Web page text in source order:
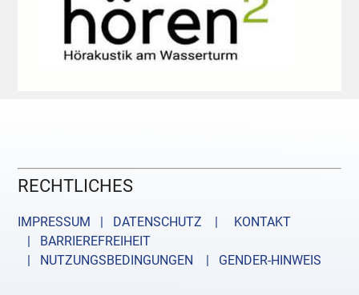
RECHTLICHES
IMPRESSUM | DATENSCHUTZ |
KONTAKT
| BARRIEREFREIHEIT
| NUTZUNGSBEDINGUNGEN
| GENDER-HINWEIS